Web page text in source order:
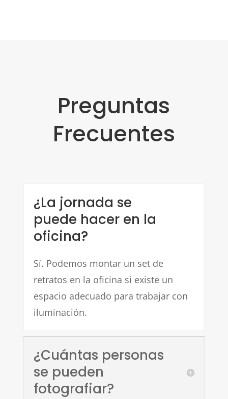
Preguntas
Frecuentes
¿La jornada se
puede hacer en la
oficina?
Sí. Podemos montar un set de
retratos en la oficina si existe un
espacio adecuado para trabajar con
iluminación.
¿Cuántas personas
se pueden
fotografiar?